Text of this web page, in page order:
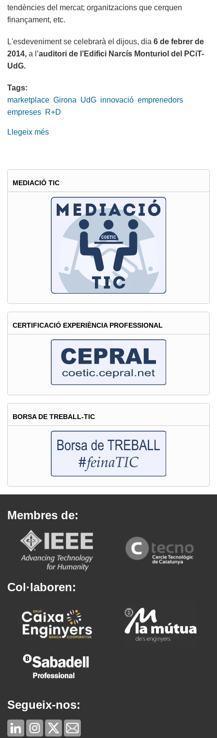
tendències del mercat; organitzacions que cerquen
finançament, etc.
L'esdeveniment se celebrarà el dijous, dia 6 de febrer de
2014, a l’auditori de l’Edifici Narcís Monturiol del PCiT-
UdG.
Tags:
marketplace Girona UdG innovació emprenedors
empreses R+D
Llegeix més
del
Parc
UdG:
marketplace
tecnològic
Girona
MEDIACIÓ TIC
CERTIFICACIÓ EXPERIÈNCIA PROFESSIONAL
BORSA DE TREBALL-TIC
Membres de:
Col·laboren:
Segueix-nos: